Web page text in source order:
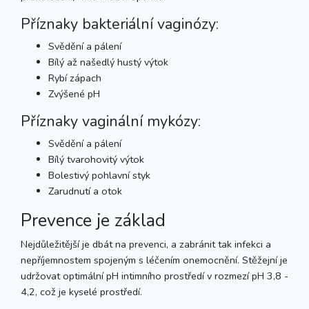
Příznaky bakteriální vaginózy:
Svědění a pálení
Bílý až našedlý hustý výtok
Rybí zápach
Zvýšené pH
Příznaky vaginální mykózy:
Svědění a pálení
Bílý tvarohovitý výtok
Bolestivý pohlavní styk
Zarudnutí a otok
Prevence je základ
Nejdůležitější je dbát na prevenci, a zabránit tak infekci a
nepříjemnostem spojeným s léčením onemocnění. Stěžejní je
udržovat optimální pH intimního prostředí v rozmezí pH 3,8 -
4,2, což je kyselé prostředí.